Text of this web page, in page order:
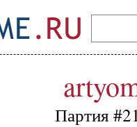
Партия